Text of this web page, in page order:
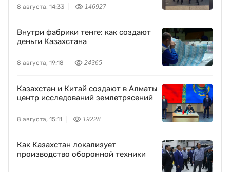
8 августа, 14:33 146927
Внутри фабрики тенге: как создают
деньги Казахстана
8 августа, 19:18 24365
Казахстан и Китай создают в Алматы
центр исследований землетрясений
8 августа, 15:11 19228
Как Казахстан локализует
производство оборонной техники